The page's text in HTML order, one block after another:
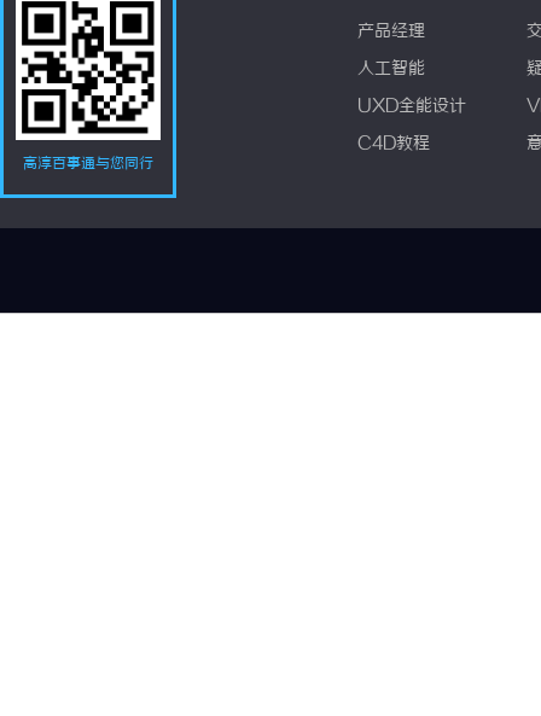
高淳百事通与您同行
产品经理
人工智能
UXD全能设计
C4D教程